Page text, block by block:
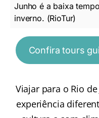
Junho é a baixa
inverno. (RioTur)
Confira tours
Viajar para o Rio
experiência